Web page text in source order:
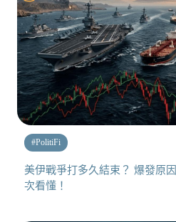
#PolitiFi
美伊戰爭打多久結束？ 爆發原
次看懂！